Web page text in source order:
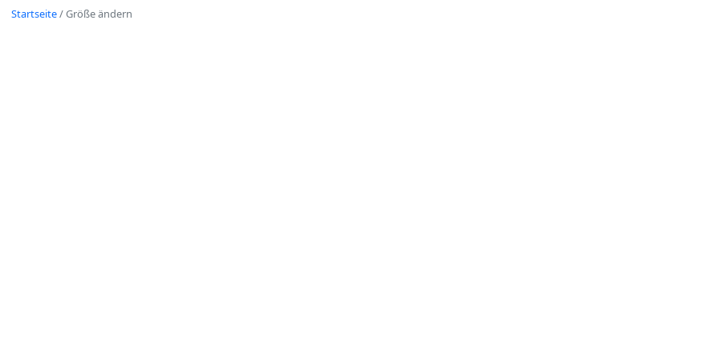
Startseite/Größe ändern